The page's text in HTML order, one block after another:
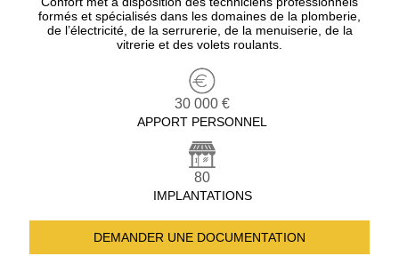
formés et spécialisés dans les domaines de la plomberie,
de l’électricité, de la serrurerie, de la menuiserie, de la
vitrerie et des volets roulants.
30 000 €
APPORT PERSONNEL
80
IMPLANTATIONS
DEMANDER UNE DOCUMENTATION